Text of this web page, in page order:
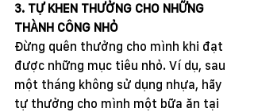
3. TỰ KHEN THƯỞNG CHO NHỮNG
THÀNH CÔNG NHỎ
Đừng quên thưởng cho mình khi đạt
được những mục tiêu nhỏ. Ví dụ, sau
một tháng không sử dụng nhựa, hãy
tự thưởng cho mình một bữa ăn tại